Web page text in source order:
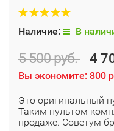
Наличие: В
5 500 руб. 4
Вы экономите: 800
Это оригинальный
Таким пультом
продаже. Советум